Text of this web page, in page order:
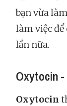
bạn vừa
làm việc để
lần nữa.
Oxytocin -
Oxytocin